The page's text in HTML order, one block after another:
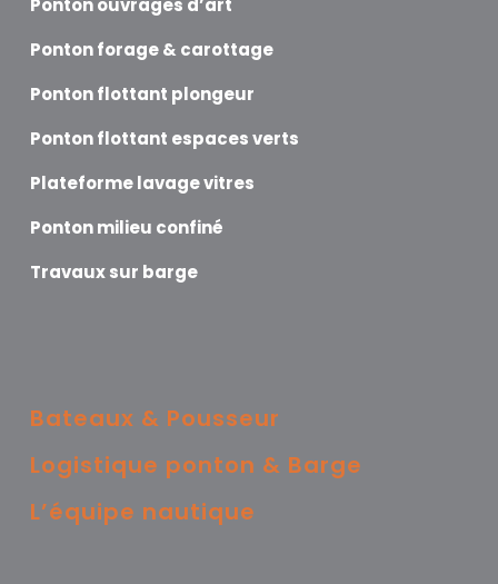
Ponton ouvrages d’art
Ponton forage & carottage
Ponton flottant plongeur
Ponton flottant espaces verts
Plateforme lavage vitres
Ponton milieu confiné
Travaux sur barge
Bateaux & Pousseur
Logistique ponton & Barge
L’équipe nautique